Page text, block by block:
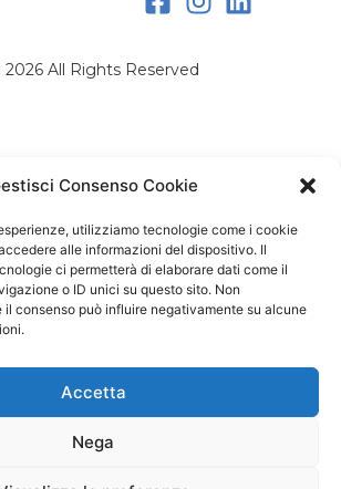
Consenso Cookie
utilizziamo tecnologie come i cookie
alle informazioni del dispositivo. Il
ci permetterà di elaborare dati come il
o ID unici su questo sito. Non
consenso può influire negativamente su alcune
Accetta
Nega
2026 All Rights Reserved